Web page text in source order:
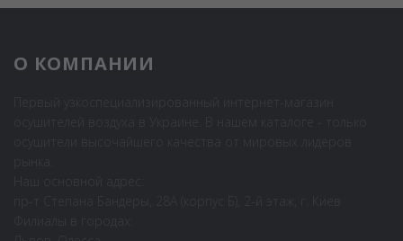
О КОМПАНИИ